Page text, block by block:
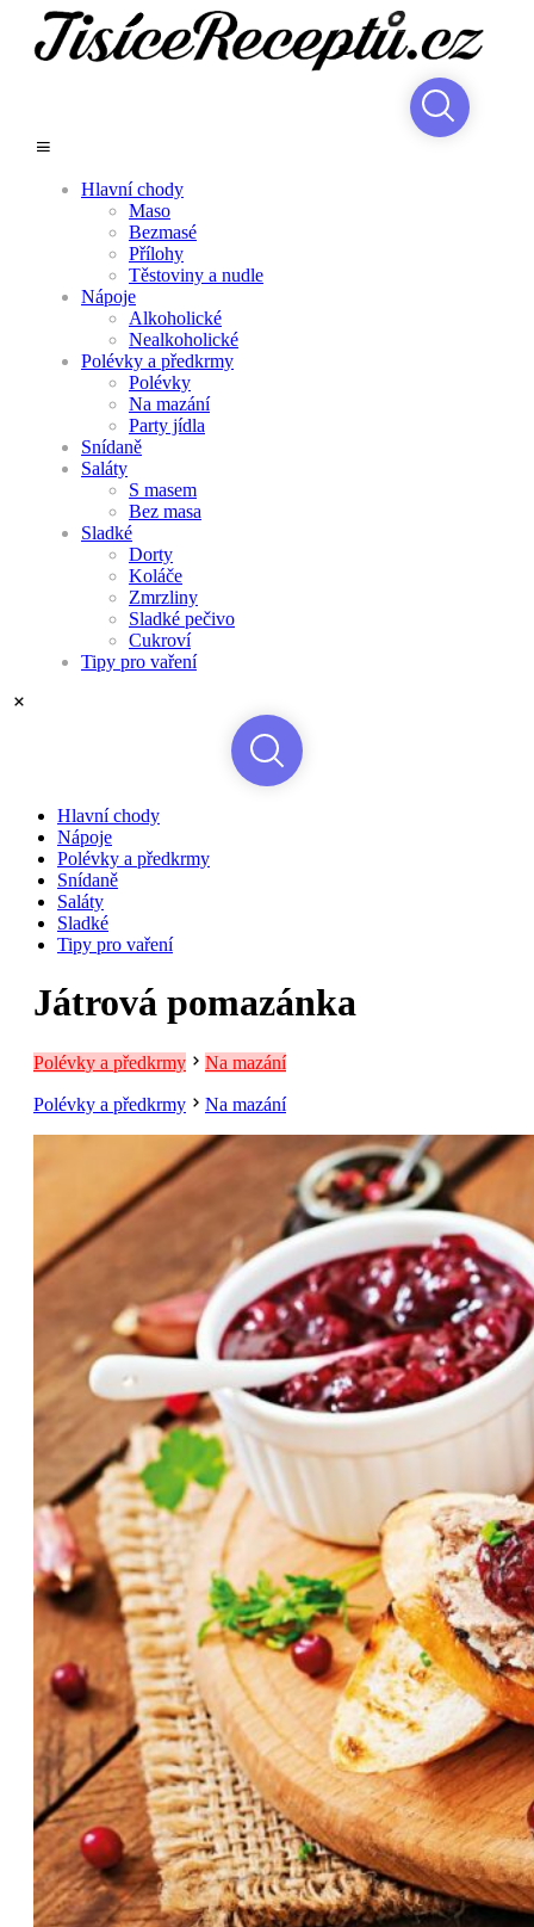
Hlavní chody
Maso
Bezmasé
Přílohy
Těstoviny a nudle
Nápoje
Alkoholické
Nealkoholické
Polévky a předkrmy
Polévky
Na mazání
Party jídla
Snídaně
Saláty
S masem
Bez masa
Sladké
Dorty
Koláče
Zmrzliny
Sladké pečivo
Cukroví
Tipy pro vaření
Hlavní chody
Nápoje
Polévky a předkrmy
Snídaně
Saláty
Sladké
Tipy pro vaření
Játrová pomazánka
Polévky a předkrmy Na mazání
Polévky a předkrmy Na mazání